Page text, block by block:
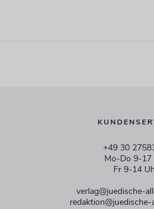
+49 30
Mo-Do 9-17
Fr 9-14
verlag@juedische-
redaktion@juedische-